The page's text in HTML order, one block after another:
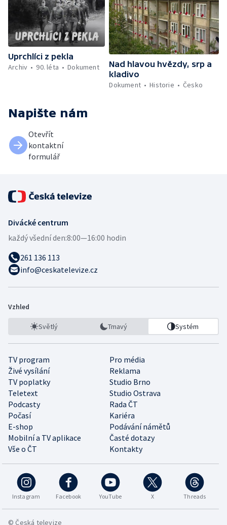
Uprchlíci z pekla
Archiv
90. léta Dokument
Nad hlavou hvězdy, srp a
kladivo
Dokument
Historie Česko
Napište nám
Otevřít
kontaktní
formulář
Divácké centrum
každý všední den:8:00—16:00 hodin
261 136 113
info@ceskatelevize.cz
Vzhled
Světlý Tmavý Systém
TV program
Pro média
Živé vysílání
Reklama
TV poplatky
Studio Brno
Teletext
Studio Ostrava
Podcasty
Rada ČT
Počasí
Kariéra
E-shop
Podávání námětů
Mobilní a TV aplikace
Časté dotazy
Vše o ČT
Kontakty
Instagram Facebook YouTube X Threads
© Česká televize